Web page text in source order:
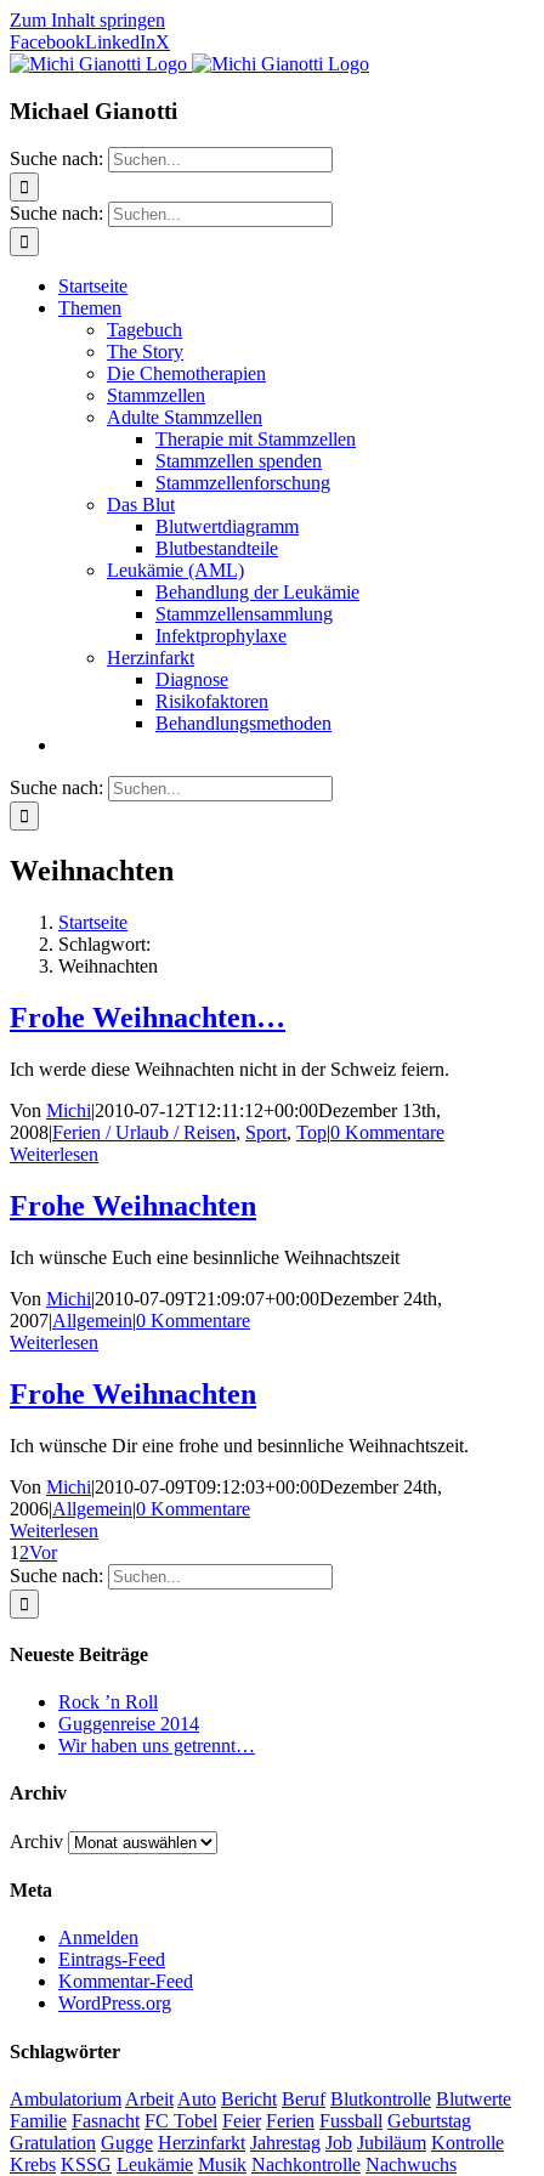
Zum Inhalt springen
FacebookLinkedInX
Michael Gianotti
Suche nach:
Suche nach:
Startseite
Themen
Tagebuch
The Story
Die Chemotherapien
Stammzellen
Adulte Stammzellen
Therapie mit Stammzellen
Stammzellen spenden
Stammzellenforschung
Das Blut
Blutwertdiagramm
Blutbestandteile
Leukämie (AML)
Behandlung der Leukämie
Stammzellensammlung
Infektprophylaxe
Herzinfarkt
Diagnose
Risikofaktoren
Behandlungsmethoden
Suche nach:
Weihnachten
Startseite
Schlagwort:
Weihnachten
Frohe Weihnachten…
Ich werde diese Weihnachten nicht in der Schweiz feiern.
Von Michi|2010-07-12T12:11:12+00:00Dezember 13th,
2008|Ferien / Urlaub / Reisen, Sport, Top|0 Kommentare
Weiterlesen
Frohe Weihnachten
Ich wünsche Euch eine besinnliche Weihnachtszeit
Von Michi|2010-07-09T21:09:07+00:00Dezember 24th,
2007|Allgemein|0 Kommentare
Weiterlesen
Frohe Weihnachten
Ich wünsche Dir eine frohe und besinnliche Weihnachtszeit.
Von Michi|2010-07-09T09:12:03+00:00Dezember 24th,
2006|Allgemein|0 Kommentare
Weiterlesen
1 2Vor
Suche nach:
Neueste Beiträge
Rock ’n Roll
Guggenreise 2014
Wir haben uns getrennt…
Archiv
Archiv
Meta
Anmelden
Eintrags-Feed
Kommentar-Feed
WordPress.org
Schlagwörter
Ambulatorium Arbeit Auto Bericht Beruf Blutkontrolle Blutwerte
Familie Fasnacht FC Tobel Feier Ferien Fussball Geburtstag
Gratulation Gugge Herzinfarkt Jahrestag Job Jubiläum Kontrolle
Krebs KSSG Leukämie Musik Nachkontrolle Nachwuchs